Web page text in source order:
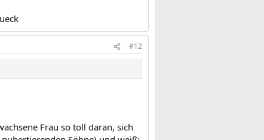
#12
Frau so toll daran, sich